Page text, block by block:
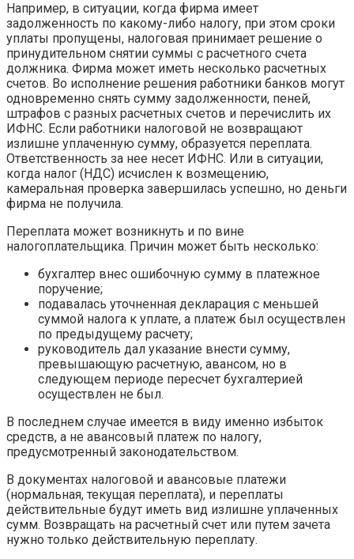
Например, в ситуации, когда фирма имеет
задолженность по какому-либо налогу, при этом сроки
уплаты пропущены, налоговая принимает решение о
принудительном снятии суммы с расчетного счета
должника. Фирма может иметь несколько расчетных
счетов. Во исполнение решения работники банков могут
одновременно снять сумму задолженности, пеней,
штрафов с разных расчетных счетов и перечислить их
ИФНС. Если работники налоговой не возвращают
излишне уплаченную сумму, образуется переплата.
Ответственность за нее несет ИФНС. Или в ситуации,
когда налог (НДС) исчислен к возмещению,
камеральная проверка завершилась успешно, но деньги
фирма не получила.
Переплата может возникнуть и по вине
налогоплательщика. Причин может быть несколько:
бухгалтер внес ошибочную сумму в платежное
поручение;
подавалась уточненная декларация с меньшей
суммой налога к уплате, а платеж был осуществлен
по предыдущему расчету;
руководитель дал указание внести сумму,
превышающую расчетную, авансом, но в
следующем периоде пересчет бухгалтерией
осуществлен не был.
В последнем случае имеется в виду именно избыток
средств, а не авансовый платеж по налогу,
предусмотренный законодательством.
В документах налоговой и авансовые платежи
(нормальная, текущая переплата), и переплаты
действительные будут иметь вид излишне уплаченных
сумм. Возвращать на расчетный счет или путем зачета
нужно только действительную переплату.